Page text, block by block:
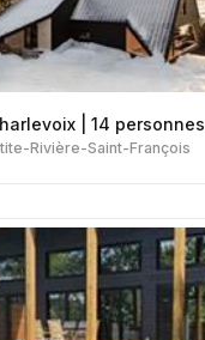
| 14 personnes
Rivière-Saint-François